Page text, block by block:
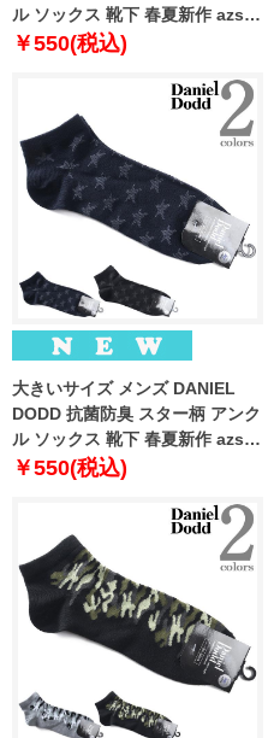
ル ソックス 靴下 春夏新作 azsk-
269007
￥550(税込)
大きいサイズ メンズ DANIEL
DODD 抗菌防臭 スター柄 アンク
ル ソックス 靴下 春夏新作 azsk-
269009
￥550(税込)